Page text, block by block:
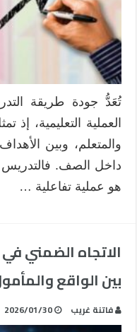
تُعَدُّ جودة طريقة
العملية التعليمية،
والمتعلم، وبين
داخل الصف.
هو عملية تفاعلية …
الاتجاه الضمني
بين الواقع
فاتنة غريب 2026/01/30